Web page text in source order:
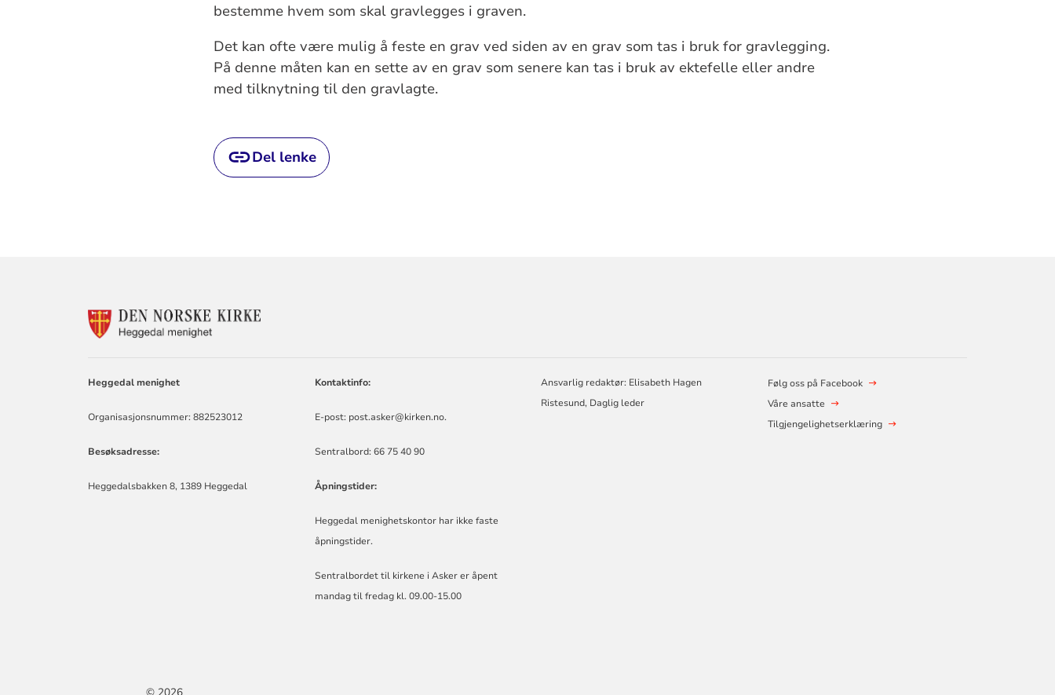
bestemme hvem som skal gravlegges i graven.
Det kan ofte være mulig å feste en grav ved siden av en grav som tas i bruk for gravlegging.
På denne måten kan en sette av en grav som senere kan tas i bruk av ektefelle eller andre
med tilknytning til den gravlagte.
Del lenke
KONTAKTINFORMASJON
Heggedal menighet
Organisasjonsnummer: 882523012
Besøksadresse:
Heggedalsbakken 8, 1389 Heggedal
Kontaktinfo:
E-post: post.asker@kirken.no.
Sentralbord: 66 75 40 90
Åpningstider:
Heggedal menighetskontor har ikke faste
åpningstider.
Sentralbordet til kirkene i Asker er åpent
mandag til fredag kl. 09.00-15.00
Ansvarlig redaktør: Elisabeth Hagen
Ristesund, Daglig leder
Følg oss på Facebook
Våre ansatte
Tilgjengelighetserklæring